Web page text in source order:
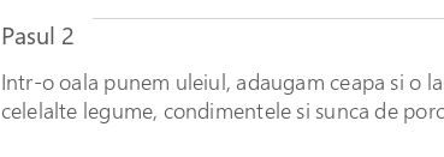
Pasul 2
Intr-o oala punem uleiul, adaugam ceapa si o
celelalte legume, condimentele si sunca de